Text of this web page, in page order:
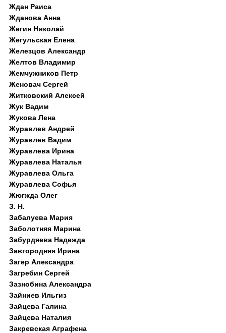
Ждан Раиса
Жданова Анна
Жегин Николай
Жегульская Елена
Железцов Александр
Желтов Владимир
Жемчужников Петр
Женовач Сергей
Житковский Алексей
Жук Вадим
Жукова Лена
Журавлев Андрей
Журавлев Вадим
Журавлева Ирина
Журавлева Наталья
Журавлева Ольга
Журавлева Софья
Жюгжда Олег
З. Н.
Забалуева Мария
Заболотняя Марина
Забурдяева Надежда
Завгородняя Ирина
Загер Александра
Загребин Сергей
Зазнобина Александра
Зайниев Ильгиз
Зайцева Галина
Зайцева Наталия
Закревская Аграфена